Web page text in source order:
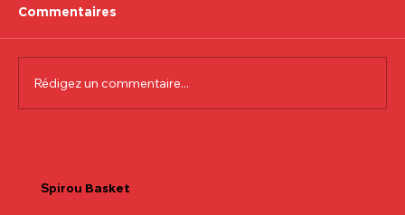
Commentaires
Rédigez un commentaire...
Spirou Basket